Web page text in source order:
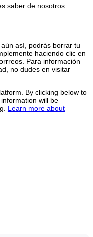
saber de nosotros.
así, podrás borrar tu
haciendo clic en
Para información
no dudes en visitar
By clicking below to
will be
Learn more about